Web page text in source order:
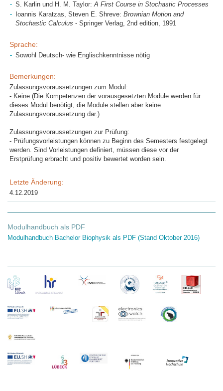
S. Karlin und H. M. Taylor:A First Course in Stochastic Processes
Ioannis Karatzas, Steven E. Shreve: Brownian Motion and
Stochastic Calculus - Springer Verlag, 2nd edition, 1991
Sprache:
Sowohl Deutsch- wie Englischkenntnisse nötig
Bemerkungen:
Zulassungsvoraussetzungen zum Modul:
- Keine (Die Kompetenzen der vorausgesetzten Module werden für
dieses Modul benötigt, die Module stellen aber keine
Zulassungsvoraussetzung dar.)
Zulassungsvoraussetzungen zur Prüfung:
- Prüfungsvorleistungen können zu Beginn des Semesters festgelegt
werden. Sind Vorleistungen definiert, müssen diese vor der
Erstprüfung erbracht und positiv bewertet worden sein.
Letzte Änderung:
4.12.2019
Modulhandbuch als PDF
Modulhandbuch Bachelor Biophysik als PDF (Stand Oktober 2016)